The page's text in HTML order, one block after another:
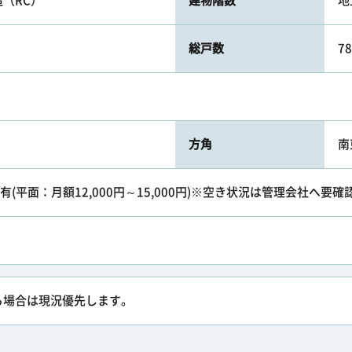
総戸数
方角 南
(平面：月額12,000円～15,000円)※空き状況は管理会社へ要確
合は現況優先します。